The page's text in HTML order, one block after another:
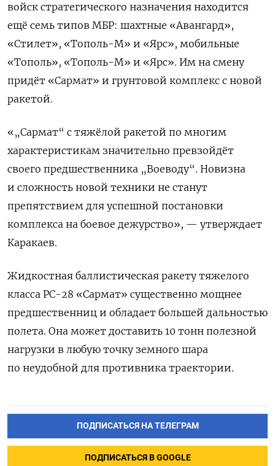
войск стратегического назначения находится
ещё семь типов МБР: шахтные «Авангард»,
«Стилет», «Тополь-М» и «Ярс», мобильные
«Тополь», «Тополь-М» и «Ярс». Им на смену
придёт «Сармат» и грунтовой комплекс с новой
ракетой.
«„Сармат“ с тяжёлой ракетой по многим
характеристикам значительно превзойдёт
своего предшественника „Воеводу“. Новизна
и сложность новой техники не станут
препятствием для успешной постановки
комплекса на боевое дежурство», — утверждает
Каракаев.
Жидкостная баллистическая ракету тяжелого
класса РС-28 «Сармат» существенно мощнее
предшественниц и обладает большей дальностью
полета. Она может доставить 10 тонн полезной
нагрузки в любую точку земного шара
по неудобной для противника траектории.
ПОДПИСАТЬСЯ НА ТЕЛЕГРАМ
ПОДПИСАТЬСЯ В GOOGLE